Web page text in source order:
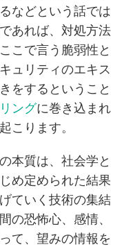
などという話では
あれば、対処方法
こで言う脆弱性と
ュリティのエキス
をするということ
ングに巻き込まれ
こります。
本質は、社会学と
め定められた結果
ていく技術の集結
の恐怖心、感情、
て、望みの情報を